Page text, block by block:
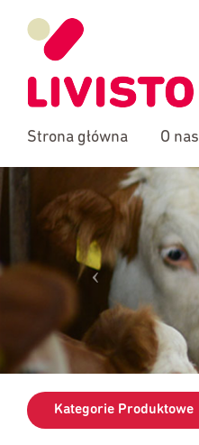
Strona główna O nas
Kategorie Produktowe